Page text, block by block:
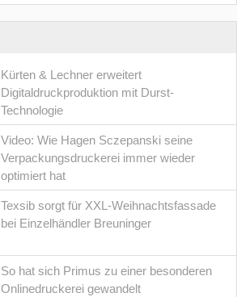
Kürten & Lechner erweitert
Digitaldruckproduktion mit Durst-
Technologie
Video: Wie Hagen Sczepanski seine
Verpackungsdruckerei immer wieder
optimiert hat
Texsib sorgt für XXL-Weihnachtsfassade
bei Einzelhändler Breuninger
So hat sich Primus zu einer besonderen
Onlinedruckerei gewandelt